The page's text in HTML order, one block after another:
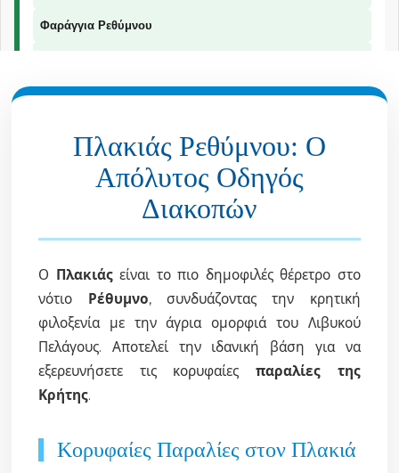
Φαράγγια Ρεθύμνου
📞 Επικοινωνία
© 2026 Explorer Rethymno - Οδηγός για το Ρέθυμνο |explorer ρέθυμνο
Πλακιάς Ρεθύμνου: Ο
Απόλυτος Οδηγός
Διακοπών
Ο Πλακιάςείναι το πιο δημοφιλές θέρετρο στο
νότιο Ρέθυμνο, συνδυάζοντας την κρητική
φιλοξενία με την άγρια ομορφιά του Λιβυκού
Πελάγους. Αποτελεί την ιδανική βάση για να
εξερευνήσετε τις κορυφαίεςπαραλίες της
Κρήτης.
Κορυφαίες Παραλίες στον Πλακιά